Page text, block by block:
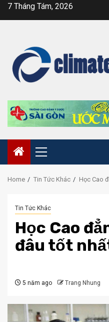
Skip7 Tháng Tám, 2026
Primary
Menu
Home Tin Tức Khác Học Cao
Tin Tức Khác
Học Cao
đâu tốt
5 năm ago Trang Nhung